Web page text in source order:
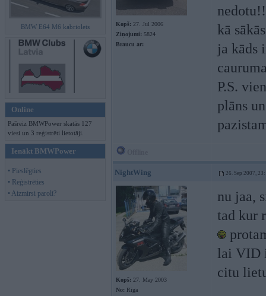
BMW E64 M6 kabriolets
Online
Pašreiz BMWPower skatās 127
viesi un 3 reģistrēti lietotāji.
Ienākt BMWPower
• Pieslēgties
• Reģistrēties
• Aizmirsi paroli?
Kopš: 27. Jul 2006
Ziņojumi: 5824
Braucu ar:
kā
ja kāds
P.S.
plāns
NightWing 26. Sep 2007,
Kopš: 27. May 2003
No: Rīga
nu jaa,
tad kur
lai VID
citu